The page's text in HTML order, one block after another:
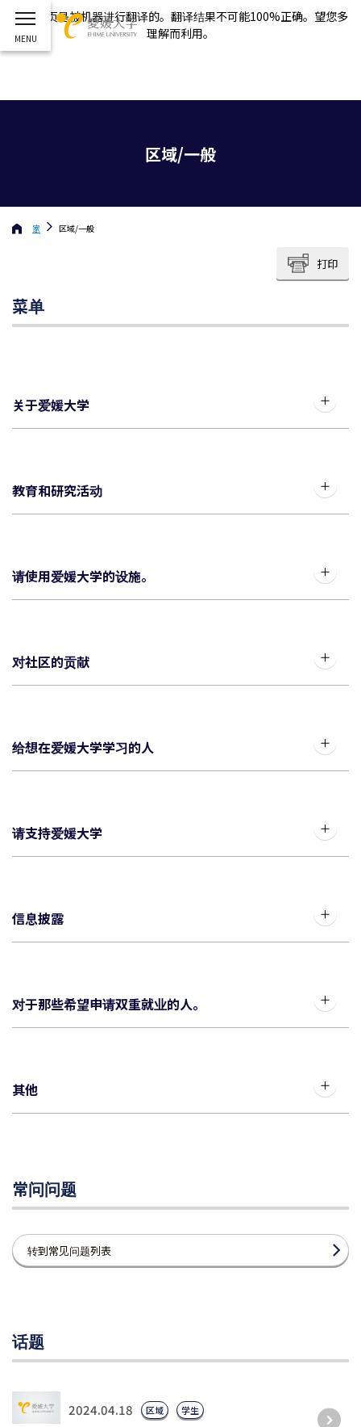
这个网页是被机器进行翻译的。翻译结果不可能100%正确。望您多
理解而利用。
区域/一般
家 区域/一般
打印
菜单
关于爱媛大学
教育和研究活动
请使用爱媛大学的设施。
对社区的贡献
给想在爱媛大学学习的人
请支持爱媛大学
信息披露
对于那些希望申请双重就业的人。
其他
常问问题
转到常见问题列表
话题
2024.04.18 区域 学生